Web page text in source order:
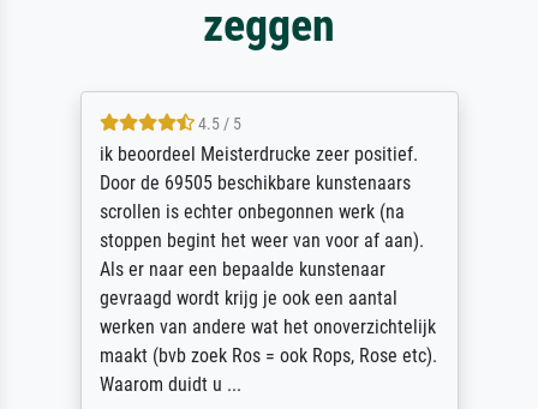
zeggen
4.5 / 5
ik beoordeel Meisterdrucke zeer positief.
Door de 69505 beschikbare kunstenaars
scrollen is echter onbegonnen werk (na
stoppen begint het weer van voor af aan).
Als er naar een bepaalde kunstenaar
gevraagd wordt krijg je ook een aantal
werken van andere wat het onoverzichtelijk
maakt (bvb zoek Ros = ook Rops, Rose etc).
Waarom duidt u ...